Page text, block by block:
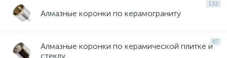
132
Алмазные коронки по керамограниту
67
Алмазные коронки по керамической плитке и
стеклу